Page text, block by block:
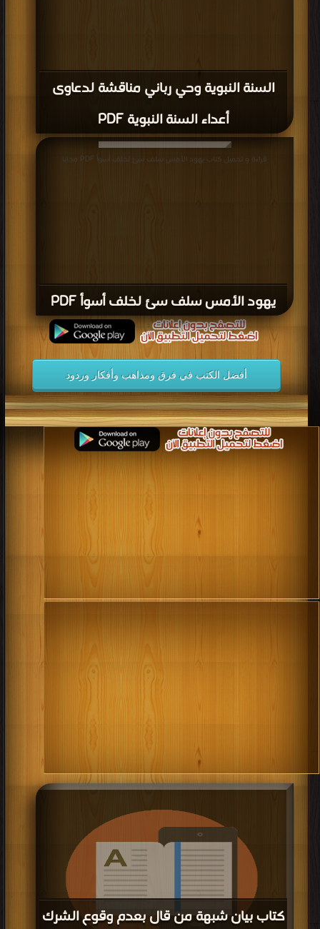
السنة النبوية وحي رباني مناقشة لدعاوى
أعداء السنة النبوية PDF
يهود الأمس سلف سئ لخلف أسوأ PDF
قراءة و تحميل كتاب يهود الأمس سلف سئ لخلف أسوأ PDF مجانا
أفضل الكتب في فرق ومذاهب وأفكار وردود
كتاب بيان شبهة من قال بعدم وقوع الشرك